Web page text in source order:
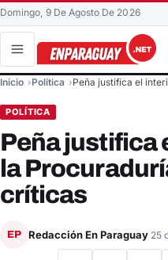
Domingo, 9 De Agosto De 2026
Buscar en el sitio
Inicio Política Peña justifica el
POLÍTICA
Peña justifica
la
críticas
EP Redacción En Paraguay 25